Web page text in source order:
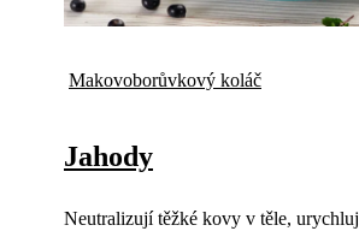
Makovoborůvkový koláč
Jahody
Neutralizují těžké kovy v těle,